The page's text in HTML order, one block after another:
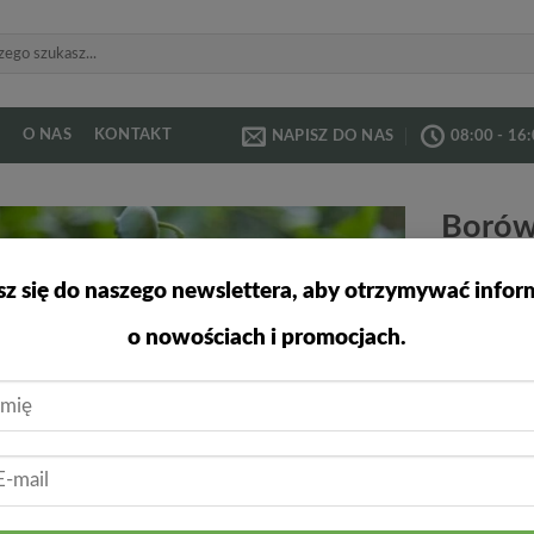
O NAS KONTAKT NAPISZ DO NAS 08:00 -
Dodaj
listy
życzeń
się do naszego newslettera, aby otrzymywać
o nowościach i promocjach.